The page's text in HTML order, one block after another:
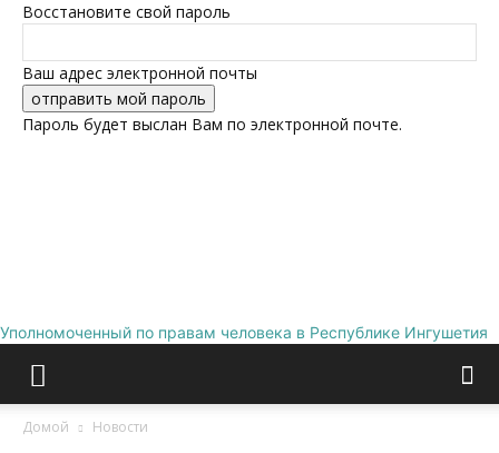
Восстановите свой пароль
Ваш адрес электронной почты
Пароль будет выслан Вам по электронной почте.
Уполномоченный по правам человека в Республике Ингушетия
Домой Новости